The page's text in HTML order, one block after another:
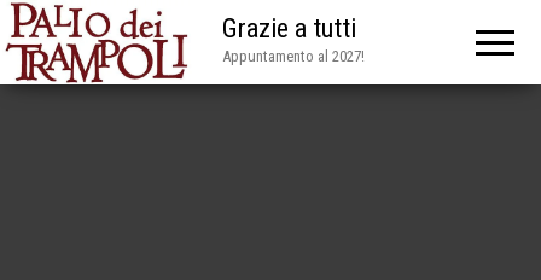
Grazie a tutti
Appuntamento al 2027!